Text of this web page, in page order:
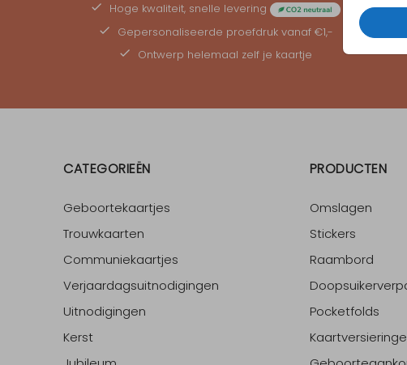
Hoge kwaliteit, snelle levering
Gepersonaliseerde proefdrukvanaf €1,-
Ontwerp helemaal zelf je kaartje
CATEGORIEËN
Geboortekaartjes
Trouwkaarten
Communiekaartjes
Verjaardagsuitnodigingen
Uitnodigingen
Kerst
PRODUCTEN
Omslagen
Stickers
Raambord
Pocketfolds